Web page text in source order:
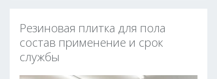
Резиновая плитка для пола
состав применение и срок
службы